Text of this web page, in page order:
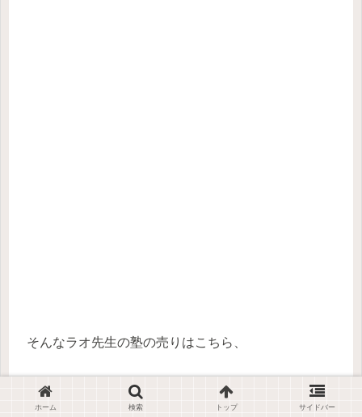
そんなラオ先生の塾の売りはこちら、
ちょっと周りの先生より面白い授業
ちょっと若い
ホーム 検索 トップ サイドバー